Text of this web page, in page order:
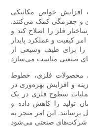
افزایش خواص مکانیکی
و چقرمگی کمک می‌کنند.
فلز را اصلاح کند و
کیفیت و عملکرد پایدار
را برای طیف وسیعی از
محصولات فلزی، خطوط
و افزایش بهره‌وری در
سطوح فلزی در یک
تولید را کاهش داده و
برسانند. این امر منجر به